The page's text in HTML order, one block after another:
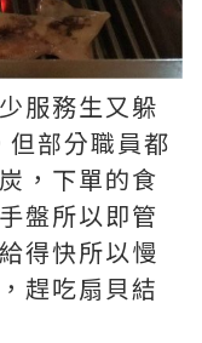
服務生又躲
部分職員都
，下單的食
盤所以即管
得快所以慢
趕吃扇貝結